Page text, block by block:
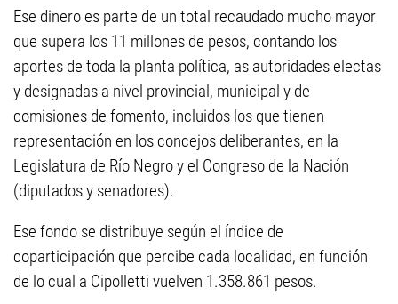
Ese dinero es parte de un total recaudado mucho mayor
que supera los 11 millones de pesos, contando los
aportes de toda la planta política, as autoridades electas
y designadas a nivel provincial, municipal y de
comisiones de fomento, incluidos los que tienen
representación en los concejos deliberantes, en la
Legislatura de Río Negro y el Congreso de la Nación
(diputados y senadores).
Ese fondo se distribuye según el índice de
coparticipación que percibe cada localidad, en función
de lo cual a Cipolletti vuelven 1.358.861 pesos.